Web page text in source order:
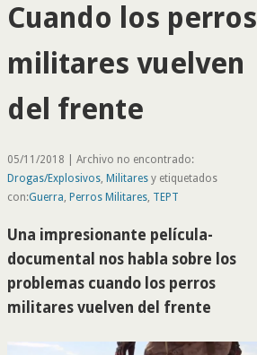
Cuando los perros
militares vuelven
del frente
05/11/2018 | Archivo no encontrado:
Drogas/Explosivos, Militaresy etiquetados
con:Guerra, Perros Militares, TEPT
Una impresionante película-
documental nos habla sobre los
problemas cuando los perros
militares vuelven del frente